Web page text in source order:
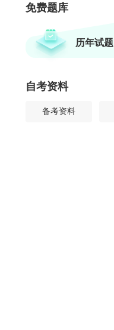
免费题库
历年试题
自考资料
备考资料